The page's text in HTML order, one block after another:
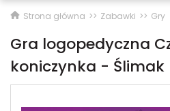
Strona główna Zabawki Gry
Gra logopedyczna
koniczynka - Ślimak